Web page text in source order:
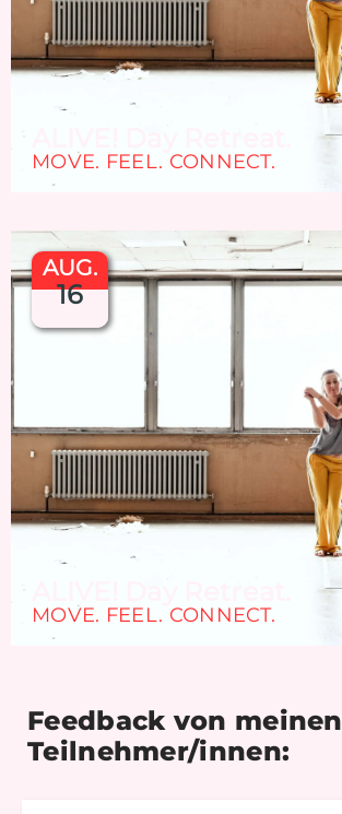
MOVE. FEEL. CONNECT.
AUG.
16
MOVE. FEEL. CONNECT.
Feedback von meinen
Teilnehmer/innen: